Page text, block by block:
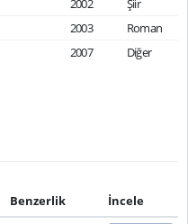
2002
Şiir
2003
Roman
2007 Diğer
Benzerlik
İncele